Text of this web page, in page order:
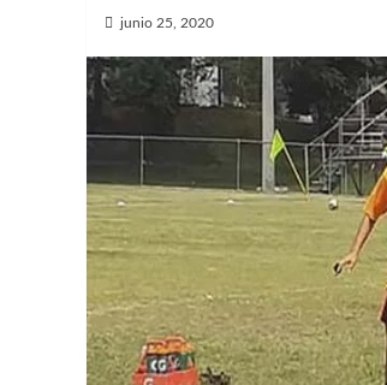
junio 25, 2020